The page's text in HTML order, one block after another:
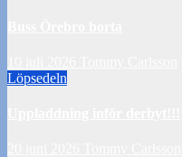
Löpsedeln